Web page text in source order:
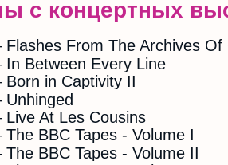
с концертных
From The Archives Of
Between Every Line
in Captivity II
At Les Cousins
BBC Tapes - Volume I
BBC Tapes - Volume II